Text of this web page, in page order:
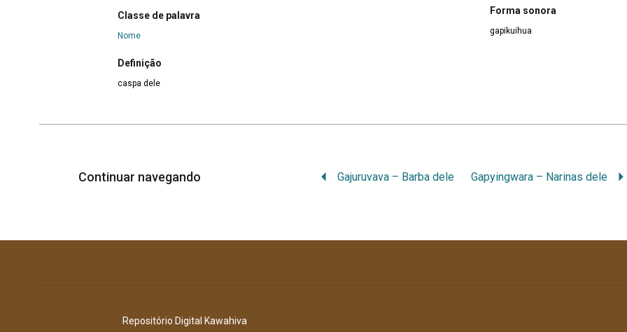
Classe de palavra
Nome
Definição
caspa dele
Forma sonora
gapikuihua
Continuar navegando Gajuruvava – Barba dele Gapyingwara – Narinas dele
Repositório Digital Kawahiva